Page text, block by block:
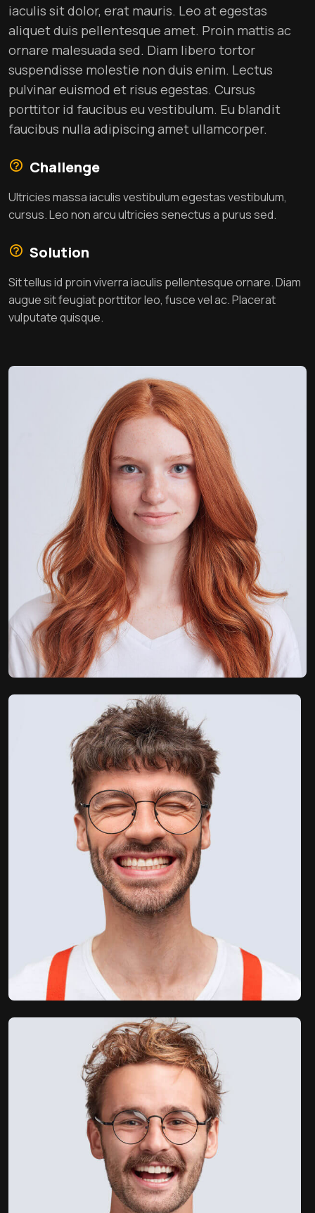
iaculis sit dolor, erat mauris. Leo at egestas
aliquet duis pellentesque amet. Proin mattis ac
ornare malesuada sed. Diam libero tortor
suspendisse molestie non duis enim. Lectus
pulvinar euismod et risus egestas. Cursus
porttitor id faucibus eu vestibulum. Eu blandit
faucibus nulla adipiscing amet ullamcorper.
Challenge
Ultricies massa iaculis vestibulum egestas vestibulum,
cursus. Leo non arcu ultricies senectus a purus sed.
Solution
Sit tellus id proin viverra iaculis pellentesque ornare. Diam
augue sit feugiat porttitor leo, fusce vel ac. Placerat
vulputate quisque.